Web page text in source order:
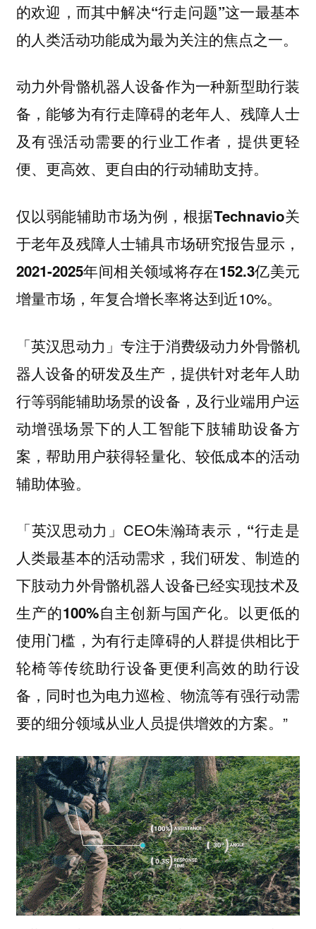
的欢迎，而其中解决“行走问题”这一最基本
的人类活动功能成为最为关注的焦点之一。
动力外骨骼机器人设备作为一种新型助行装
备，能够为有行走障碍的老年人、残障人士
及有强活动需要的行业工作者，提供更轻
便、更高效、更自由的行动辅助支持。
仅以弱能辅助市场为例，根据Technavio关
于老年及残障人士辅具市场研究报告显示，
2021-2025年间相关领域将存在152.3亿美元
增量市场， 年复合增长率将达到近10%。
「英汉思动力」专注于消费级动力外骨骼机
器人设备的研发及生产， 提供针对老年人助
行等弱能辅助场景的设备，及行业端用户运
动增强场景下的人工智能下肢辅助设备方
案，帮助用户获得轻量化、较低成本的活动
辅助体验。
「英汉思动力」CEO朱瀚琦表示， “行走是
人类最基本的活动需求，我们研发、制造的
下肢动力外骨骼机器人设备已经实现技术及
生产的100%自主创新与国产化。 以更低的
使用门槛，为有行走障碍的人群提供相比于
轮椅等传统助行设备更便利高效的助行设
备，同时也为电力巡检、物流等有强行动需
要的细分领域从业人员提供增效的方案。”